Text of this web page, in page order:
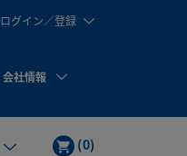
ログイン／登録
会社情報
カ
(0)